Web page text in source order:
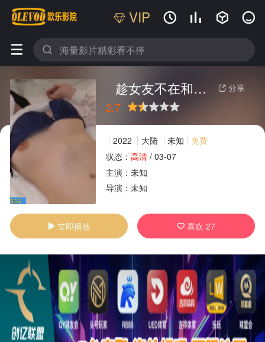
VIP    
 
 分享
趁女友不在和女友闺蜜喝醉一直做爱
2.7
很差较差还行推荐力荐
2022 大陆 未知
免费
状态： 高清/ 03-07
主演： 未知
导演： 未知
 立即播放  喜欢27
广告